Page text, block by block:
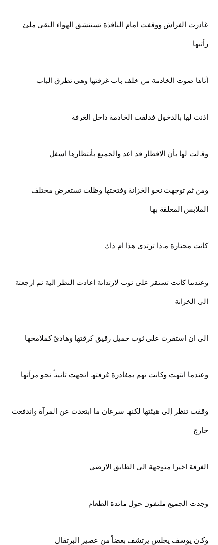
غادرت الفراش ووقفت امام النافذة تستنشق الهواء النقى ملئ
رأتيها
أتاها صوت الخادمة من خلف باب غرفتها وهى تطرق الباب
اذنت لها بالدخول فدلفت الخادمة داخل الغرفة
وقالت لها بأن الافطار قد اعد والجميع بأنتظارها اسفل
ومن ثم توجهت نحو الخزانة وفتحتها وظلت تستعرض مختلف
الملابس المعلقة بها
كانت محتارة ماذا ترتدى هذا ام ذاك
وعندما كانت تستقر على ثوب لارتدائة اعادت النظر الية ثم ارجعتة
الى الخزانة
الى ان استقرت على ثوب جميل رقيق كرقتها وهادئ كملامحها
وعندما انتهت وكانت تهم بمغادرة غرفتها اتجهت ثانيتاً نحو مرآتها
وقفت تنظر إلى هيئتها لكنها سرعان ما ابتعدت عن المرآة واندفعت
خارج
الغرفة اخيرا متوجهة الى الطابق الارضي
وجدت الجميع ملتفون حول مائدة الطعام
وكان يوسف يجلس يرتشف بعضاً من عصير البرتقال